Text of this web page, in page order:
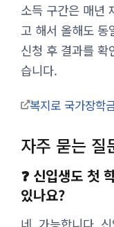
소득 구간은 매년
고 해서 올해도 동
신청 후 결과를 확
습니다.
복지로 국가장학
자주 묻는 질
❓ 신입생도 첫
있나요?